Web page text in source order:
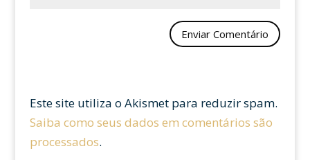
Este site utiliza o Akismet para reduzir spam.
Saiba como seus dados em comentários são
processados.